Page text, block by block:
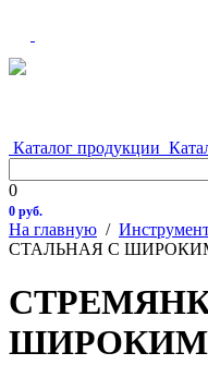
Каталог продукции
0
0 руб.
На главную /
СТАЛЬНАЯ С